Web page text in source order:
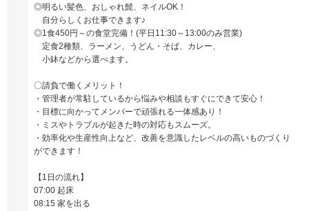
◎明るい髪色、おしゃれ髭、ネイルOK！
自分らしくお仕事できます♪
◎1食450円～の食堂完備！(平日11:30～13:00のみ営業)
定食2種類、ラーメン、うどん・そば、カレー、
小鉢などから選べます。
〇請負で働くメリット！
・管理者が常駐しているから悩みや相談もすぐにできて安心！
・目標に向かってメンバーで頑張れる一体感あり！
・ミスやトラブルが起きた時の対応もスムーズ。
・効率化や生産性向上など、改善を意識したレベルの高いものづくり
ができます！
【1日の流れ】
07:00 起床
08:15 家を出る